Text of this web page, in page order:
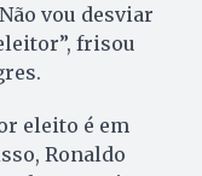
vou desviar
frisou
eleito é em
Ronaldo